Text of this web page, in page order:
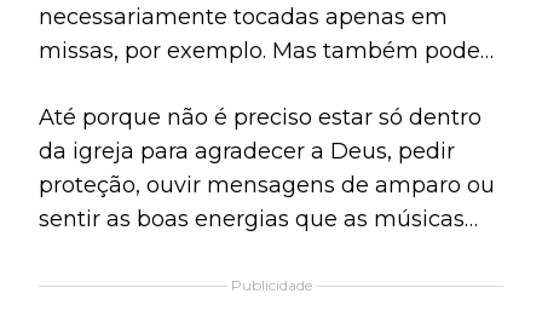
necessariamente tocadas apenas em
missas, por exemplo. Mas também podem
pessoa católica (ou até não católica que
se identifique com as mensagens).
Até porque não é preciso estar só dentro
da igreja para agradecer a Deus, pedir
proteção, ouvir mensagens de amparo ou
sentir as boas energias que as músicas
Publicidade